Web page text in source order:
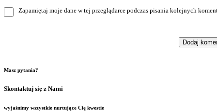
Zapamiętaj moje dane w tej przeglądarce podczas pisania kolejnych
Masz pytania?
Skontaktuj się z Nami
wyjaśnimy wszystkie nurtujące Cię kwestie